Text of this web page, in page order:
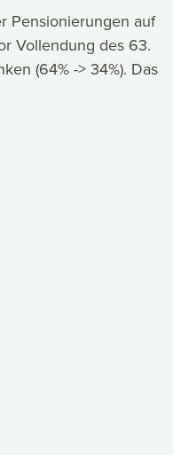
Pensionierungen auf
Vollendung des 63.
(64% -> 34%). Das